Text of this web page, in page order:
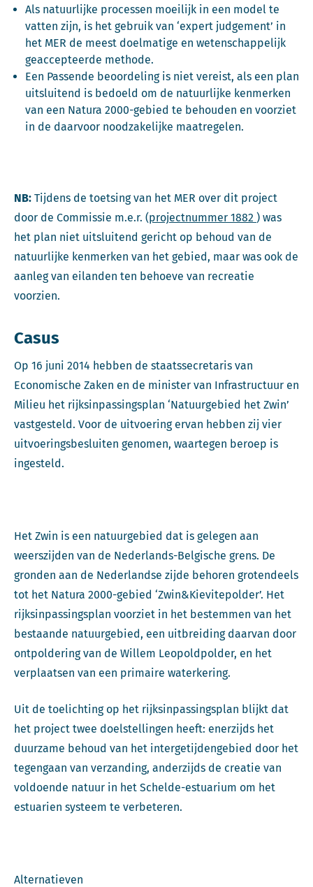
Als natuurlijke processen moeilijk in een model te
vatten zijn, is het gebruik van ‘expert judgement’ in
het MER de meest doelmatige en wetenschappelijk
geaccepteerde methode.
Een Passende beoordeling is niet vereist, als een plan
uitsluitend is bedoeld om de natuurlijke kenmerken
van een Natura 2000-gebied te behouden en voorziet
in de daarvoor noodzakelijke maatregelen.
NB: Tijdens de toetsing van het MER over dit project
door de Commissie m.e.r. (projectnummer 1882 Deze link
) was
het plan niet uitsluitend gericht op behoud van de
natuurlijke kenmerken van het gebied, maar was ook de
aanleg van eilanden ten behoeve van recreatie
voorzien.
Casus
Op 16 juni 2014 hebben de staatssecretaris van
Economische Zaken en de minister van Infrastructuur en
Milieu het rijksinpassingsplan ‘Natuurgebied het Zwin’
vastgesteld. Voor de uitvoering ervan hebben zij vier
uitvoeringsbesluiten genomen, waartegen beroep is
ingesteld.
Het Zwin is een natuurgebied dat is gelegen aan
weerszijden van de Nederlands-Belgische grens. De
gronden aan de Nederlandse zijde behoren grotendeels
tot het Natura 2000-gebied ‘Zwin&Kievitepolder’. Het
rijksinpassingsplan voorziet in het bestemmen van het
bestaande natuurgebied, een uitbreiding daarvan door
ontpoldering van de Willem Leopoldpolder, en het
verplaatsen van een primaire waterkering.
Uit de toelichting op het rijksinpassingsplan blijkt dat
het project twee doelstellingen heeft: enerzijds het
duurzame behoud van het intergetijdengebied door het
tegengaan van verzanding, anderzijds de creatie van
voldoende natuur in het Schelde-estuarium om het
estuarien systeem te verbeteren.
Alternatieven